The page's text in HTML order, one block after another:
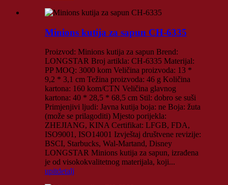
Minions kutija za sapun CH-6335
Proizvod: Minions kutija za sapun Brend:
LONGSTAR Broj artikla: CH-6335 Materijal:
PP MOQ: 3000 kom Veličina proizvoda: 13 *
9,2 * 3,1 cm Težina proizvoda: 46 g Količina
kartona: 160 kom/CTN Veličina glavnog
kartona: 40 * 28,5 * 68,5 cm Stil: dobro se suši
Primjenjivi ljudi: Javna kutija boja: ne Boja: žuta
(može se prilagoditi) Mjesto porijekla:
ZHEJIANG, KINA Certifikat: LFGB, FDA,
ISO9001, ISO14001 Izvještaj društvene revizije:
BSCI, Starbucks, Wal-Martand, Disney
LONGSTAR Minions kutija za sapun, izrađena
je od visokokvalitetnog materijala, koji...
upitdetalj